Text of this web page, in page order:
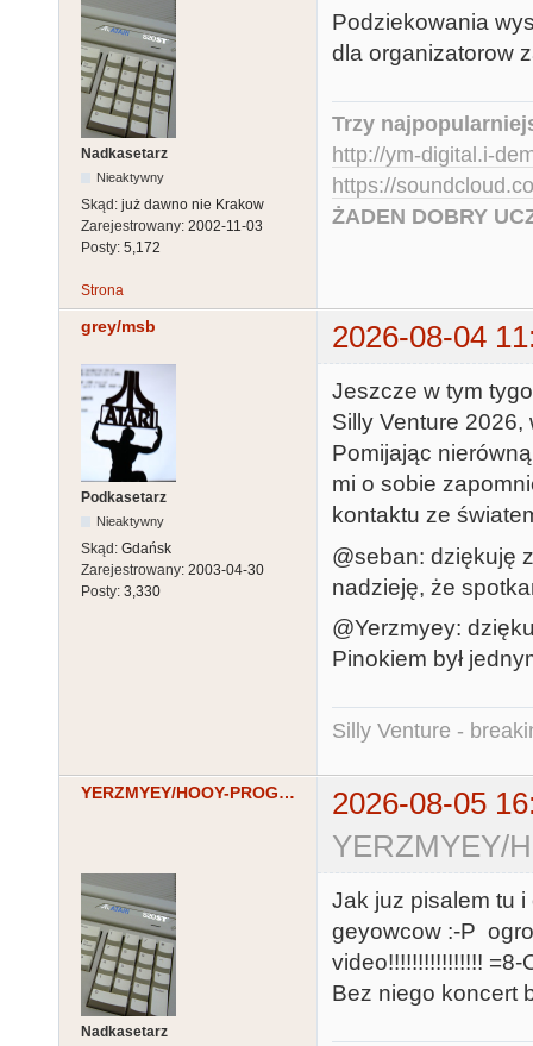
Nadkasetarz
Nieaktywny
Skąd: już dawno nie Krakow
Zarejestrowany: 2002-11-03
Posty: 5,172
Podziekowania
dla organizatorow
Trzy
http://ym-digital.i-
https://
ŻADEN DOBRY
Strona
grey/msb 2026-08-04
Podkasetarz
Nieaktywny
Skąd: Gdańsk
Zarejestrowany: 2003-04-30
Posty: 3,330
Jeszcze w tym
Silly Venture
Pomijając
mi o sobie
kontaktu ze
@seban: dziękuję
nadzieję, że
@Yerzmyey:
Pinokiem był
Silly Venture -
YERZMYEY/HOOY-PROGRAM
2026-08-05
YERZMYEY/
Nadkasetarz
Jak juz pisalem tu
geyowcow :-P
video!!!!!!!!!!!!!!!! =8-
Bez niego koncert